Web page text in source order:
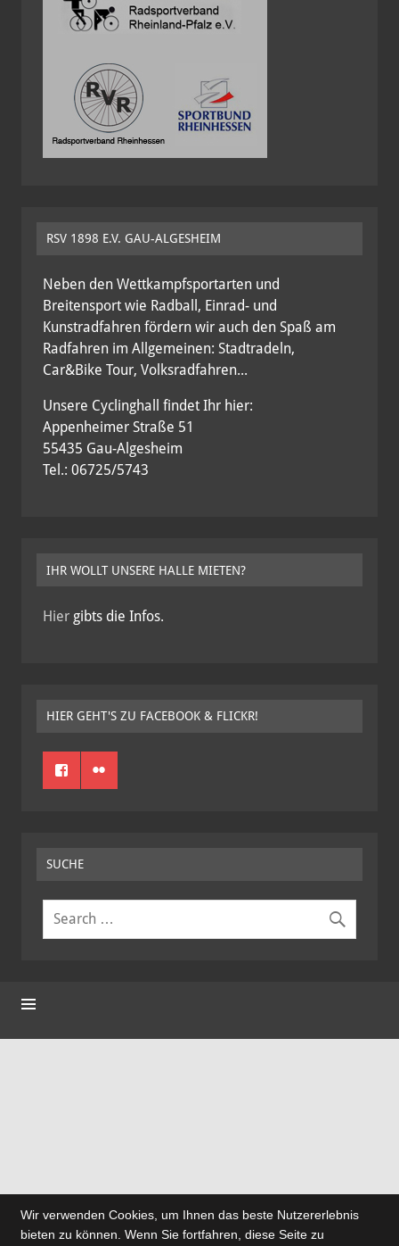
RSV 1898 E.V. GAU-ALGESHEIM
Neben den Wettkampfsportarten und
Breitensport wie Radball, Einrad- und
Kunstradfahren fördern wir auch den Spaß am
Radfahren im Allgemeinen: Stadtradeln,
Car&Bike Tour, Volksradfahren...
Unsere Cyclinghall findet Ihr hier:
Appenheimer Straße 51
55435 Gau-Algesheim
Tel.: 06725/5743
IHR WOLLT UNSERE HALLE MIETEN?
Hier gibts die Infos.
HIER GEHT'S ZU FACEBOOK & FLICKR!
SUCHE
Wir verwenden Cookies, um Ihnen das beste Nutzererlebnis
bieten zu können. Wenn Sie fortfahren, diese Seite zu